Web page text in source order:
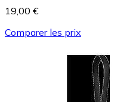
19,00 €
Comparer les prix